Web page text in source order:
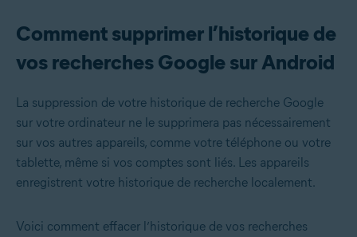
Comment supprimer l’historique de
vos recherches Google sur Android
La suppression de votre historique de recherche Google
sur votre ordinateur ne le supprimera pas nécessairement
sur vos autres appareils, comme votre téléphone ou votre
tablette, même si vos comptes sont liés. Les appareils
enregistrent votre historique de recherche localement.
Voici comment effacer l’historique de vos recherches